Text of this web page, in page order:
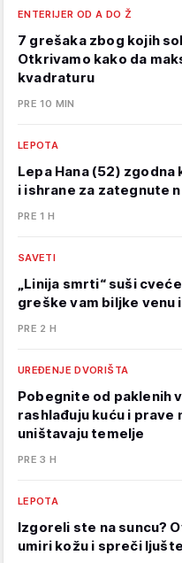
ENTERIJER OD A DO Ž
7 grešaka zbog kojih
Otkrivamo kako da
kvadraturu
PRE 10 MIN
LEPOTA
Lepa Hana (52)
i ishrane za zategnute
PRE 1 H
SAVETI
„Linija smrti“ suši
greške vam biljke venu
PRE 2 H
UREĐENJE DVORIŠTA
Pobegnite od paklenih
rashlađuju kuću i prave
uništavaju temelje
PRE 3 H
LEPOTA
Izgoreli ste na suncu?
umiri kožu i spreči